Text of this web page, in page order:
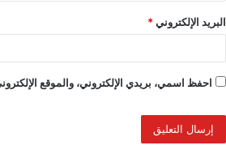
البريد الإلكتروني*
احفظ اسمي، بريدي الإلكتروني، والموقع